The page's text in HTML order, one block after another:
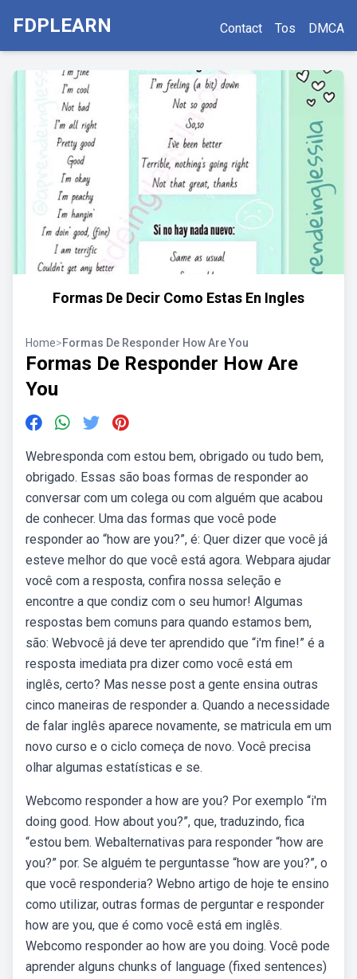
FDPLEARN Contact Tos DMCA
Formas De Decir Como Estas En Ingles
Home>Formas De Responder How Are You
Formas De Responder How Are
You
Webresponda com estou bem, obrigado ou tudo bem,
obrigado. Essas são boas formas de responder ao
conversar com um colega ou com alguém que acabou
de conhecer. Uma das formas que você pode
responder ao “how are you?”, é: Quer dizer que você já
esteve melhor do que você está agora. Webpara ajudar
você com a resposta, confira nossa seleção e
encontre a que condiz com o seu humor! Algumas
respostas bem comuns para quando estamos bem,
são: Webvocê já deve ter aprendido que “i'm fine!” é a
resposta imediata pra dizer como você está em
inglês, certo? Mas nesse post a gente ensina outras
cinco maneiras de responder a. Quando a necessidade
de falar inglês aparece novamente, se matricula em um
novo curso e o ciclo começa de novo. Você precisa
olhar algumas estatísticas e se.
Webcomo responder a how are you? Por exemplo “i'm
doing good. How about you?”, que, traduzindo, fica
“estou bem. Webalternativas para responder “how are
you?” por. Se alguém te perguntasse “how are you?”, o
que você responderia? Webno artigo de hoje te ensino
como utilizar, outras formas de perguntar e responder
how are you, que é como você está em inglês.
Webcomo responder ao how are you doing. Você pode
aprender alguns chunks of language (fixed sentences)